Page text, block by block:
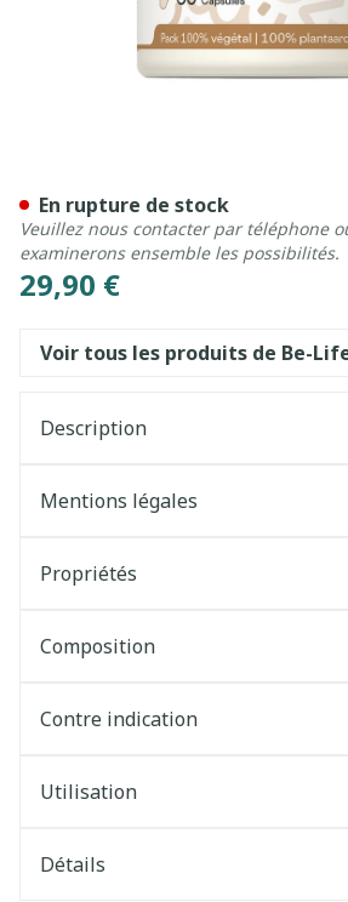
29,90 €
En rupture de stock
Veuillez nous contacter par téléphone
examinerons ensemble les possibilités.
Voir tous les produits de Be-
Description
Mentions légales
Propriétés
Composition
Contre indication
Utilisation
Détails